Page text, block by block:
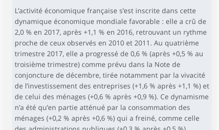
L’activité économique française s’est inscrite dans cette
dynamique économique mondiale favorable : elle a crû de
2,0 % en 2017, après +1,1 % en 2016, retrouvant un rythme
proche de ceux observés en 2010 et 2011. Au quatrième
trimestre 2017, elle a progressé de 0,6 % (après +0,5 % au
troisième trimestre) comme prévu dans la Note de
conjoncture de décembre, tirée notamment par la vivacité
de l’investissement des entreprises (+1,6 % après +1,1 %) et
de celui des ménages (+0,6 % après +0,9 %). Ce dynamisme
n’a été qu’en partie atténué par la consommation des
ménages (+0,2 % après +0,6 %) qui a freiné, comme celle